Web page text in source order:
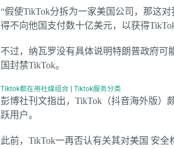
“假使TikTok分拆为一家美国公司，那这
得不向他国支付数十亿美元，以获得
不过，纳瓦罗没有具体说明特朗普政府
国封禁TikTok。
Tiktok都在用社媒组合 Tiktok服务分类
彭博社刊文指出，TikTok（抖音海外版）
跃用户。
此前，TikTok一再否认有关其对美国 安全